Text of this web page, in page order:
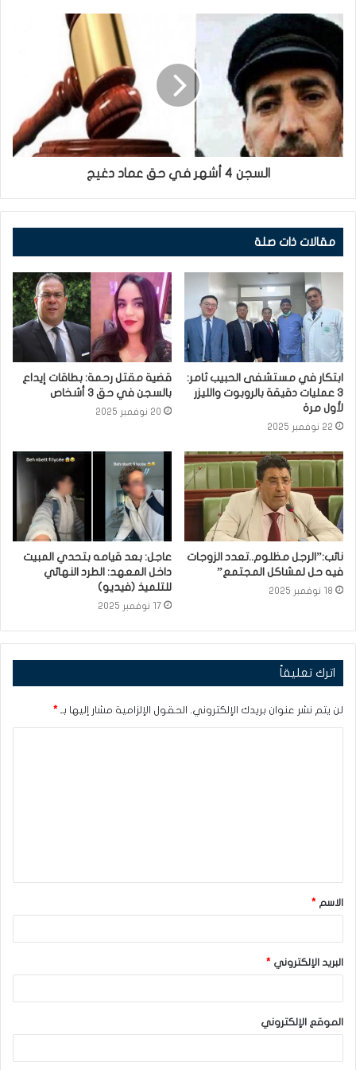
السجن 4 أشهر في حق عماد دغيج
مقالات ذات صلة
ابتكار في مستشفى الحبيب ثامر:
3 عمليات دقيقة بالروبوت والليزر
لأول مرة
22 نوفمبر 2025
قضية مقتل رحمة: بطاقات إيداع
بالسجن في حق 3 أشخاص
20 نوفمبر 2025
نائب:”الرجل مظلوم..تعدد الزوجات
فيه حل لمشاكل المجتمع”
18 نوفمبر 2025
عاجل: بعد قيامه بتحدي المبيت
داخل المعهد: الطرد النهائي
للتلميذ (فيديو)
17 نوفمبر 2025
اترك تعليقاً
لن يتم نشر عنوان بريدك الإلكتروني. الحقول الإلزامية مشار إليها بـ *
ق
*الاسم *
البريد الإلكتروني *
الموقع الإلكتروني